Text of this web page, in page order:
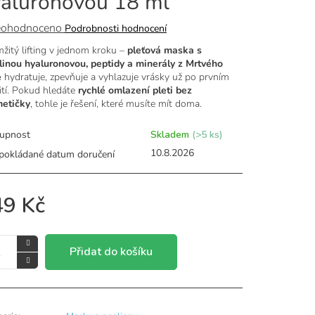
Podrobnosti hodnocení
Kč
Přidat do košíku
Skladem (>5 ks)
10.8.2026
lifting v jednom kroku – pleťová maska s
hyaluronovou, peptidy a minerály z Mrtvého
hydratuje, zpevňuje a vyhlazuje vrásky už po prvním
Pokud hledáte rychlé omlazení pleti bez
, tohle je řešení, které musíte mít doma.